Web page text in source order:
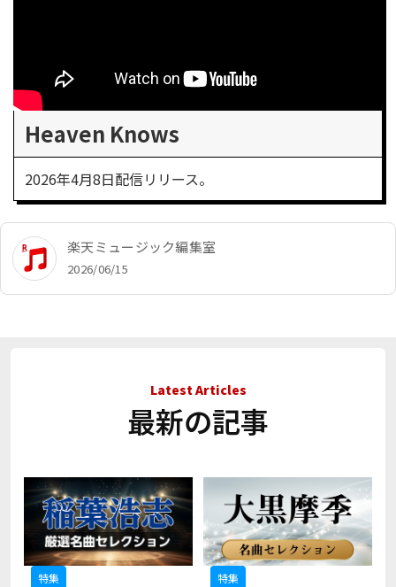
Heaven Knows
2026年4月8日配信リリース。
楽天ミュージック編集室
2026/06/15
Latest Articles
最新の記事
特集 特集